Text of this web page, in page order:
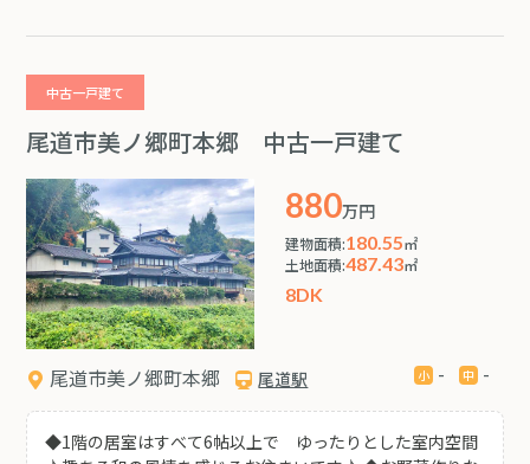
りを感じられる、気持ちの良いロケーションです♪ ◆ペッ
としにも便利です♪ ◆上質感あふれる共用ラウンジ♪落ち
着いた照明と木目調の内装がホテルのような寛ぎ空間を演
出。来客対応や待ち時間も快適にお過ごしいただけます♪
◆福山駅徒歩約3分の好立地で商業施設や飲食店が徒歩圏
内に揃う便利な住環境♪2021年築の築浅マンションならで
はの安心のセキュリティと充実した住宅設備で快適な駅近
生活を実現します!
中古一戸建て
尾道市美ノ郷町本郷 中古一戸建て
880万円
建物面積:180.55㎡
土地面積:487.43㎡
8DK
尾道市美ノ郷町本郷 尾道駅 - -
◆1階の居室はすべて6帖以上で ゆったりとした室内空間